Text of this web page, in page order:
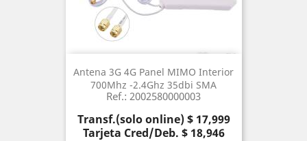
Antena 3G 4G Panel MIMO Interior
700Mhz -2.4Ghz 35dbi SMA
Ref.: 2002580000003
Precio
Transf.(solo online) $ 17,999
Tarjeta Cred/Deb. $ 18,946